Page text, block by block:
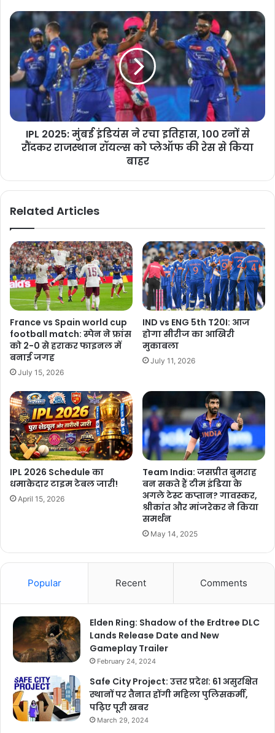
IPL 2025: मुंबई इंडियंस ने रचा इतिहास, 100 रनों से
रौंदकर राजस्थान रॉयल्स को प्लेऑफ की रेस से किया
बाहर
Related Articles
France vs Spain world cup
football match: स्पेन ने फ्रांस
को 2-0 से हराकर फाइनल में
बनाई जगह
July 15, 2026
IND vs ENG 5th T20I: आज
होगा सीरीज का आखिरी
मुकाबला
July 11, 2026
IPL 2026 Schedule का
धमाकेदार टाइम टेबल जारी!
April 15, 2026
Team India: जसप्रीत बुमराह
बन सकते हैं टीम इंडिया के
अगले टेस्ट कप्तान? गावस्कर,
श्रीकांत और मांजरेकर ने किया
समर्थन
May 14, 2025
Popular Recent Comments
Elden Ring: Shadow of the Erdtree DLC
Lands Release Date and New
Gameplay Trailer
February 24, 2024
Safe City Project: उत्तर प्रदेश: 61 असुरक्षित
स्थानों पर तैनात होंगी महिला पुलिसकर्मी,
पढ़िए पूरी खबर
March 29, 2024